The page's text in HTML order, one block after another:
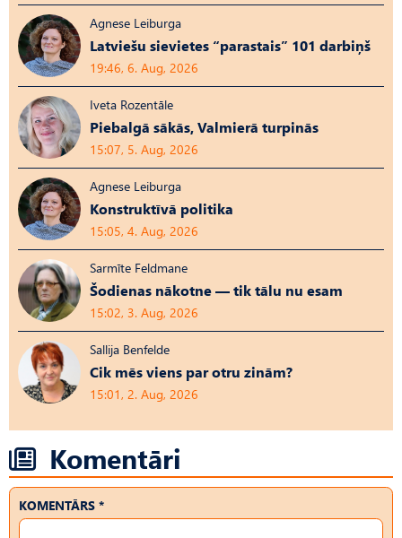
Agnese Leiburga
Latviešu sievietes “parastais” 101 darbiņš
19:46, 6. Aug, 2026
Iveta Rozentāle
Piebalgā sākās, Valmierā turpinās
15:07, 5. Aug, 2026
Agnese Leiburga
Konstruktīvā politika
15:05, 4. Aug, 2026
Sarmīte Feldmane
Šodienas nākotne — tik tālu nu esam
15:02, 3. Aug, 2026
Sallija Benfelde
Cik mēs viens par otru zinām?
15:01, 2. Aug, 2026
Komentāri
KOMENTĀRS *